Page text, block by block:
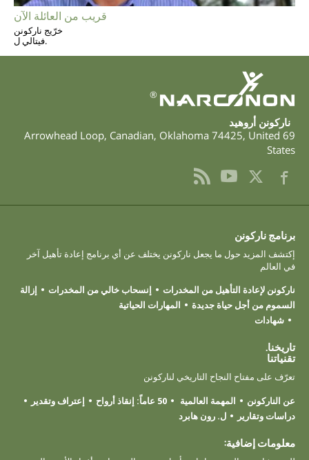
قريب من العائلة الآن
خرّيج ناركونن
فيتالي ل.
®
ناركونن أروهيد
69 Arrowhead Loop
, Canadian, Oklahoma 74425, United
States
برنامج ناركونن
إكتشف المزيد حول ما يجعل ناركونن يختلف عن أي برنامج إعادة تأهيل آخر
في العالم
ناركونن لإعادة التأهيل من المخدرات
إنسحاب خالي من المخدرات
إزالة
السموم من أجل حياة جديدة
المهارات الحياتية
شهادات
تاريخنا.
تقنياتنا
تعرّف على مفتاح النجاح التاريخي لناركونن
عن الناركونن
المهمة العالمية 50 عاماً: إنقاذ أرواح
إعتراف وتقدير
دراسات وتقارير
ل. رون هابرد
معلومات إضافية: